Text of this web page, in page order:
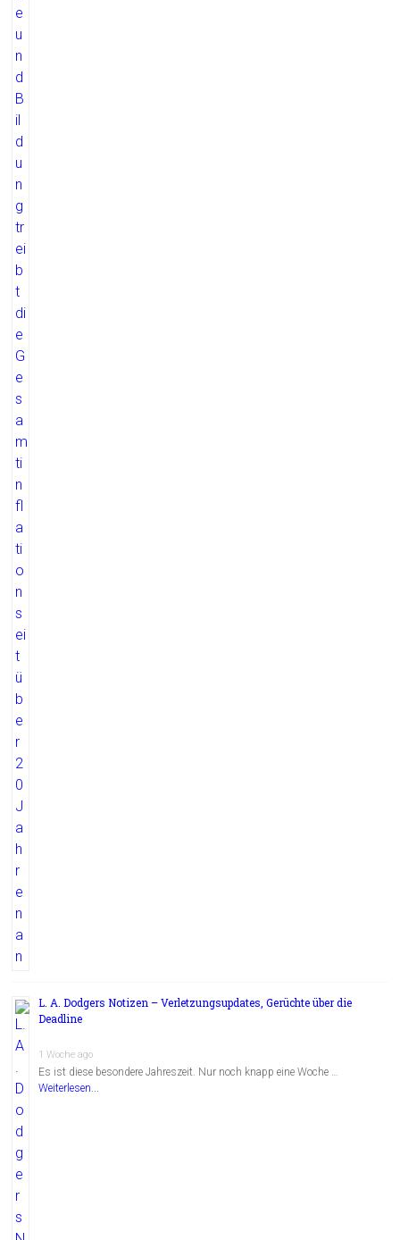
L. A. Dodgers Notizen – Verletzungsupdates, Gerüchte über die
Deadline
1 Woche ago
Es ist diese besondere Jahreszeit. Nur noch knapp eine Woche …
Weiterlesen...